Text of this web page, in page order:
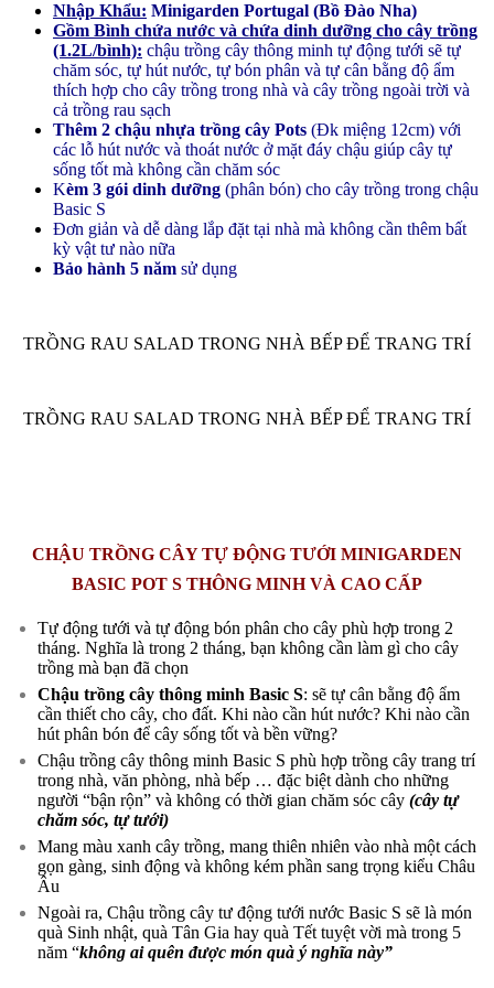
Nhập Khẩu: Minigarden Portugal (Bồ Đào Nha)
Gồm Bình chứa nước và chứa dinh dưỡng cho cây trồng
(1.2L/bình): chậu trồng cây thông minh tự động tưới sẽ tự
chăm sóc, tự hút nước, tự bón phân và tự cân bằng độ ẩm
thích hợp cho cây trồng trong nhà và cây trồng ngoài trời và
cả trồng rau sạch
Thêm 2 chậu nhựa trồng cây Pots (Đk miệng 12cm) với
các lỗ hút nước và thoát nước ở mặt đáy chậu giúp cây tự
sống tốt mà không cần chăm sóc
Kèm 3 gói dinh dưỡng (phân bón) cho cây trồng trong chậu
Basic S
Đơn giản và dễ dàng lắp đặt tại nhà mà không cần thêm bất
kỳ vật tư nào nữa
Bảo hành 5 năm sử dụng
TRỒNG RAU SALAD TRONG NHÀ BẾP ĐỂ TRANG TRÍ
TRỒNG RAU SALAD TRONG NHÀ BẾP ĐỂ TRANG TRÍ
CHẬU TRỒNG CÂY TỰ ĐỘNG TƯỚI MINIGARDEN
BASIC POT S THÔNG MINH VÀ CAO CẤP
Tự động tưới và tự động bón phân cho cây phù hợp trong 2
tháng. Nghĩa là trong 2 tháng, bạn không cần làm gì cho cây
trồng mà bạn đã chọn
Chậu trồng cây thông minh Basic S: sẽ tự cân bằng độ ẩm
cần thiết cho cây, cho đất. Khi nào cần hút nước? Khi nào cần
hút phân bón để cây sống tốt và bền vững?
Chậu trồng cây thông minh Basic S phù hợp trồng cây trang trí
trong nhà, văn phòng, nhà bếp … đặc biệt dành cho những
người “bận rộn” và không có thời gian chăm sóc cây (cây tự
chăm sóc, tự tưới)
Mang màu xanh cây trồng, mang thiên nhiên vào nhà một cách
gọn gàng, sinh động và không kém phần sang trọng kiểu Châu
Âu
Ngoài ra, Chậu trồng cây tư động tưới nước Basic S sẽ là món
quà Sinh nhật, quà Tân Gia hay quà Tết tuyệt vời mà trong 5
năm “không ai quên được món quà ý nghĩa này”